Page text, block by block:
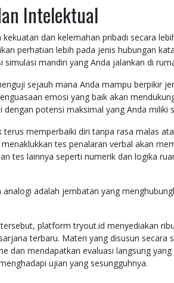
Intelektual
dan kelemahan pribadi secara
perhatian lebih pada jenis hubungan
mandiri yang Anda jalankan di
sejauh mana Anda mampu berpikir
emosi yang baik akan
potensi maksimal yang Anda miliki
memperbaiki diri tanpa rasa malas
tes penalaran verbal akan
tes lainnya seperti numerik dan logika
adalah jembatan yang
platform tryout.id menyediakan
terbaru. Materi yang disusun secara
dan mendapatkan evaluasi langsung
ujian yang sesungguhnya.